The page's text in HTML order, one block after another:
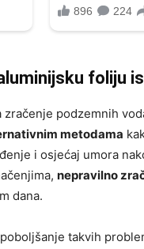
foliju
zračenje podzemnih
metodama
i osjećaj umora
nepravilno
dana.
takvih